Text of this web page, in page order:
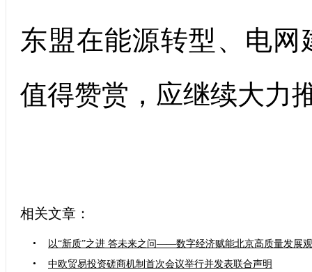
东盟在能源转型、电
值得赞赏，应继续大力
相关文章：
•
以“新质”之进 答未来之问——数字经济赋能北京高质量发展
•
中欧贸易投资磋商机制首次会议举行并发表联合声明